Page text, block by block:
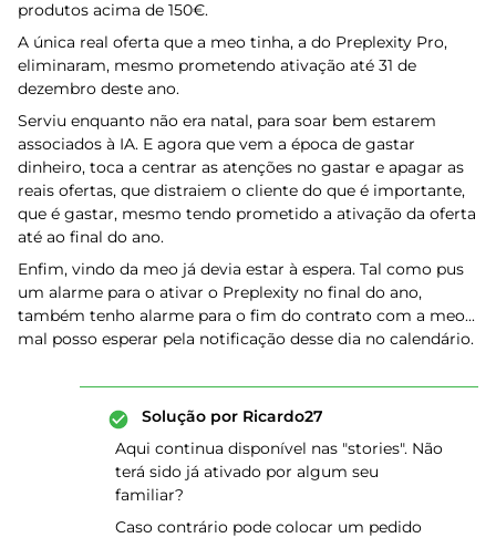
produtos acima de 150€.
A única real oferta que a meo tinha, a do Preplexity Pro,
eliminaram, mesmo prometendo ativação até 31 de
dezembro deste ano.
Serviu enquanto não era natal, para soar bem estarem
associados à IA. E agora que vem a época de gastar
dinheiro, toca a centrar as atenções no gastar e apagar as
reais ofertas, que distraiem o cliente do que é importante,
que é gastar, mesmo tendo prometido a ativação da oferta
até ao final do ano.
Enfim, vindo da meo já devia estar à espera. Tal como pus
um alarme para o ativar o Preplexity no final do ano,
também tenho alarme para o fim do contrato com a meo...
mal posso esperar pela notificação desse dia no calendário.
Solução por Ricardo27
Aqui continua disponível nas "stories". Não
terá sido já ativado por algum seu
familiar?
Caso contrário pode colocar um pedido